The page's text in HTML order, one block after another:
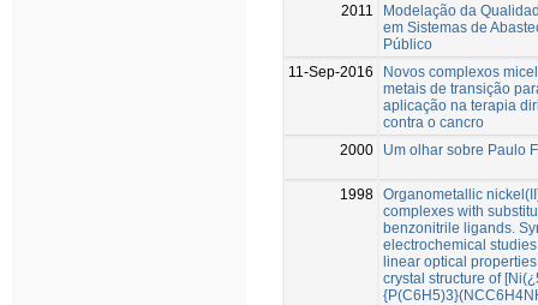
2011
Modelação da
em Sistemas de
Público
11-Sep-2016
Novos complexos
metais de transição
aplicação na terapia
contra o cancro
2000
Um olhar sobre Paulo
1998 Organometallic
complexes with
benzonitrile ligands.
electrochemical
linear optical
crystal structure of